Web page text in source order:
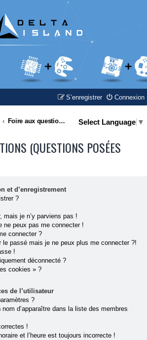
Connexion
S’enregistrer
Foire aux questions (Questions posées fréquemment) Select Language ▼
(QUESTIONS POSÉES
et d’enregistrement
?
mais je n’y parviens pas !
ne peux pas me connecter !
connecter ?
le passé mais je ne peux plus me connecter ?!
!
déconnecté ?
cookies » ?
de l’utilisateur
?
d’apparaître dans la liste des membres
!
et l’heure est toujours incorrecte !